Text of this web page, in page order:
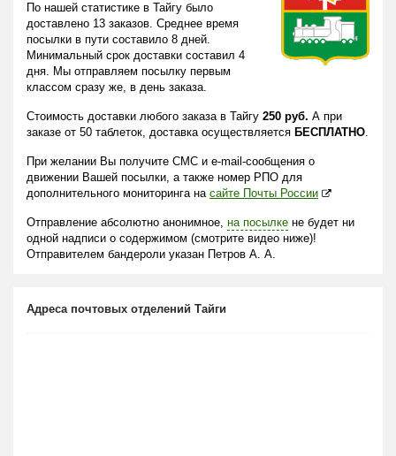
По нашей статистике в Тайгу было
доставлено 13 заказов. Среднее время
посылки в пути составило 8 дней.
Минимальный срок доставки составил 4
дня. Мы отправляем посылку первым
классом сразу же, в день заказа.
Стоимость доставки любого заказа в Тайгу 250 руб. А при
заказе от 50 таблеток, доставка осуществляется БЕСПЛАТНО.
При желании Вы получите СМС и e-mail-сообщения о
движении Вашей посылки, а также номер РПО для
дополнительного мониторинга на сайте Почты России
Отправление абсолютно анонимное, на посылке не будет ни
одной надписи о содержимом (смотрите видео ниже)!
Отправителем бандероли указан Петров А. А.
Адреса почтовых отделений Тайги